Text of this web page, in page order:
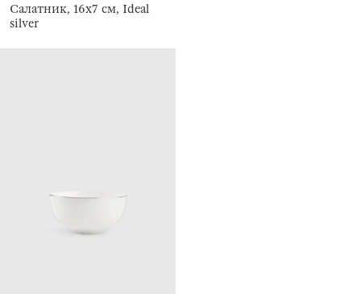
Салатник, 16х7 см, Ideal
silver